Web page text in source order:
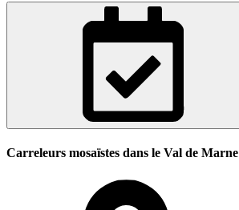
Carreleurs mosaïstes dans le Val de Marne